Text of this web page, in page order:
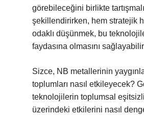
görebileceğini birlikte
şekillendirirken, hem stratejik
odaklı düşünmek, bu
faydasına olmasını
Sizce, NB metallerinin
toplumları nasıl etkileyecek?
teknolojilerin toplumsal
üzerindeki etkilerini nasıl